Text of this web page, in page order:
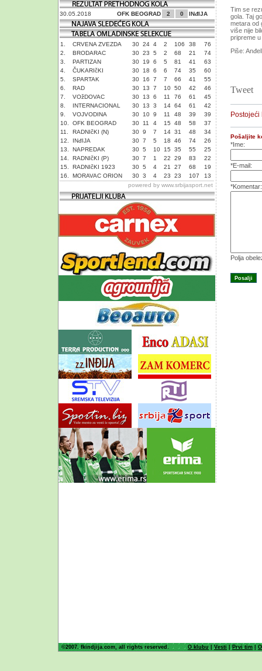
30.05.2018 OFK BEOGRAD 2 0 INđIJA
1. CRVENA ZVEZDA 30 24 4 2 106 38
76
2.
BRODARAC 30 23 5 2 68 21
74
3.
PARTIZAN 30 19 6 5 81 41
63
4.
ČUKARIčKI 30 18 6 6 74 35
60
5.
SPARTAK 30 16 7 7 66 41
55
6.
RAD 30 13 7 10 50 42
46
7.
VOžDOVAC 30 13 6 11 76 61
45
8.
INTERNACIONAL 30 13 3 14 64 61
42
9.
VOJVODINA 30 10 9 11 48 39
39
10.
OFK BEOGRAD 30 11 4 15 48 58
37
11.
RADNIčKI (N) 30 9 7 14 31 48
34
12.
INđIJA 30 7 5 18 46 74
26
13.
NAPREDAK 30 5 10 15 35 55
25
14.
RADNIčKI (P) 30 7 1 22 29 83
22
15.
RADNIčKI 1923 30 5 4 21 27 68
19
16.
MORAVAC ORION 30 3 4 23 23 107
13
powered by www.srbijasport.net
Tim se
gola. Taj
metara od
više nije
pripreme
Piše:
Tweet
Postojeći
Pošaljite
*Ime:
*E-mail:
*Komentar:
Polja
©2007. fkindjija.com, all rights reserved. O klubu |Vesti | Prvi tim |